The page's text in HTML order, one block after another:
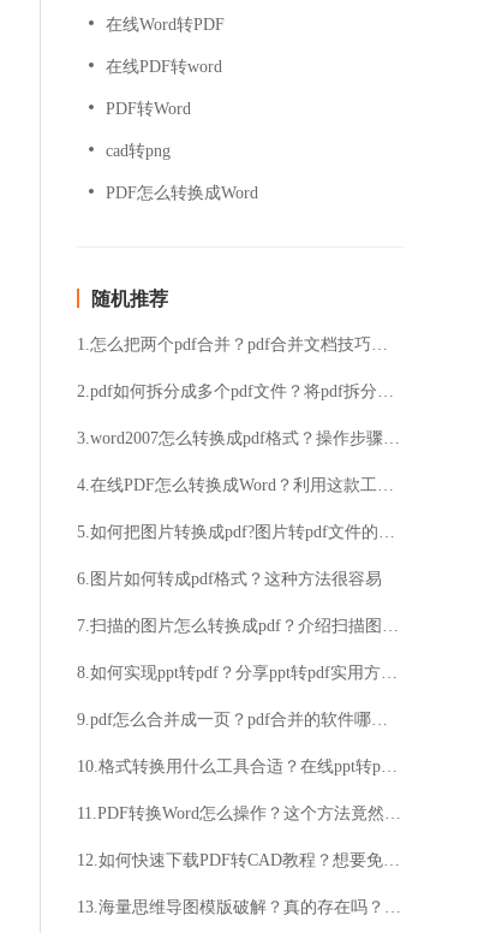
在线Word转PDF
在线PDF转word
PDF转Word
cad转png
PDF怎么转换成Word
随机推荐
1.怎么把两个pdf合并？pdf合并文档技巧图文分享
2.pdf如何拆分成多个pdf文件？将pdf拆分成多个pdf文件的方法
3.word2007怎么转换成pdf格式？操作步骤和注意事项分享给大家
4.在线PDF怎么转换成Word？利用这款工具能轻松解决
5.如何把图片转换成pdf?图片转pdf文件的教程
6.图片如何转成pdf格式？这种方法很容易
7.扫描的图片怎么转换成pdf？介绍扫描图片转换成pdf的方法
8.如何实现ppt转pdf？分享ppt转pdf实用方法技巧
9.pdf怎么合并成一页？pdf合并的软件哪个更好用？
10.格式转换用什么工具合适？在线ppt转pdf的方法分享
11.PDF转换Word怎么操作？这个方法竟然如此简单
12.如何快速下载PDF转CAD教程？想要免费获取PDF转CAD教程吗？
13.海量思维导图模版破解？真的存在吗？如何获取海量思维导图模版破解？